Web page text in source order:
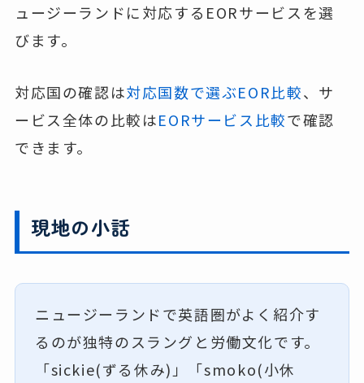
ュージーランドに対応するEORサービスを選
びます。
対応国の確認は対応国数で選ぶEOR比較、サ
ービス全体の比較はEORサービス比較で確認
できます。
現地の小話
ニュージーランドで英語圏がよく紹介す
るのが独特のスラングと労働文化です。
「sickie(ずる休み)」「smoko(小休